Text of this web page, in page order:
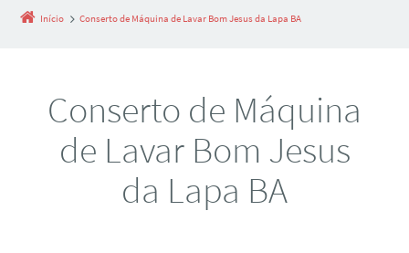
Início Conserto de Máquina de Lavar Bom Jesus da Lapa BA
Conserto de Máquina
de Lavar Bom Jesus
da Lapa BA